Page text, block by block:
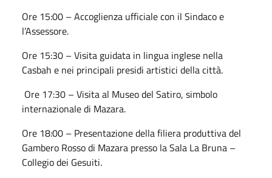
Ore 15:00 – Accoglienza ufficiale con il Sindaco e
l’Assessore.
Ore 15:30 – Visita guidata in lingua inglese nella
Casbah e nei principali presidi artistici della città.
Ore 17:30 – Visita al Museo del Satiro, simbolo
internazionale di Mazara.
Ore 18:00 – Presentazione della filiera produttiva del
Gambero Rosso di Mazara presso la Sala La Bruna –
Collegio dei Gesuiti.